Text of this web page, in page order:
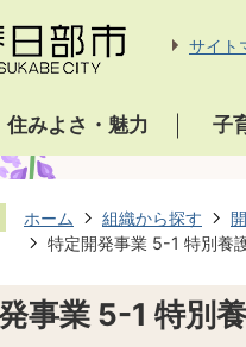
サイト
住みよさ・魅力 子
ホーム 組織から探す
特定開発事業 5-1 特別養
事業 5-1 特別